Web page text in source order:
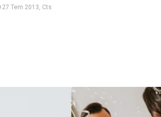
Aksesuar
27 Tem 2013, Cts